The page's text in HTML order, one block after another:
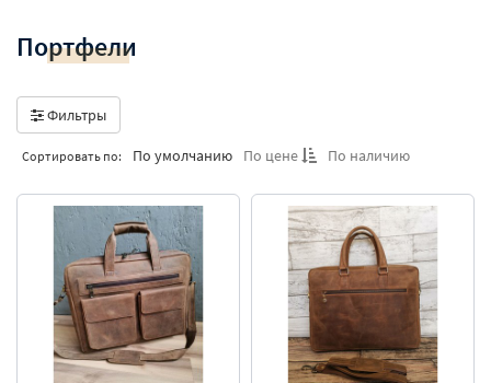
Портфели
Фильтры
Сортировать по: По умолчанию По цене По наличию